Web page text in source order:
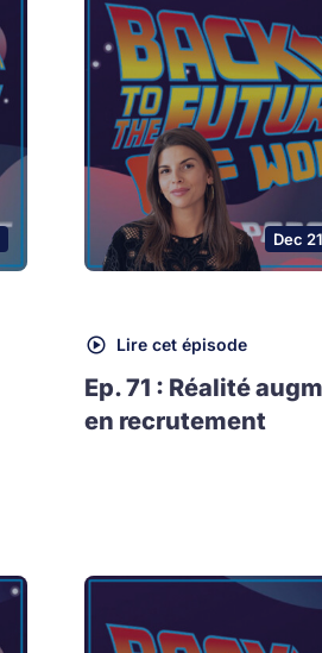
Dec
Lire cet épisode
Ep. 71 : Réalité
en recrutement